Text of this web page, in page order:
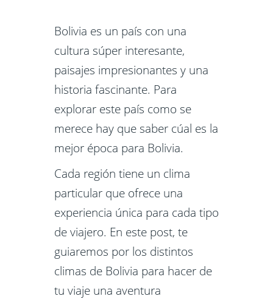
Bolivia es un país con una
cultura súper interesante,
paisajes impresionantes y una
historia fascinante. Para
explorar este país como se
merece hay que saber cúal es la
mejor época para Bolivia.
Cada región tiene un clima
particular que ofrece una
experiencia única para cada tipo
de viajero. En este post, te
guiaremos por los distintos
climas de Bolivia para hacer de
tu viaje una aventura